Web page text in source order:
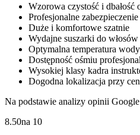
Wzorowa czystość i dbałość
Profesjonalne
Duże i komfortowe szatnie
Wydajne suszarki do włosów
Optymalna temperatura
Dostępność ośmiu
Wysokiej klasy kadra
Dogodna lokalizacja przy
Na podstawie analizy opinii
8.50na 10